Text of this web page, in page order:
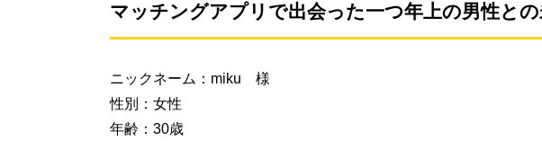
マッチングアプリで出会った一つ年上の男性と
ニックネーム：miku 様
性別：女性
年齢：30歳